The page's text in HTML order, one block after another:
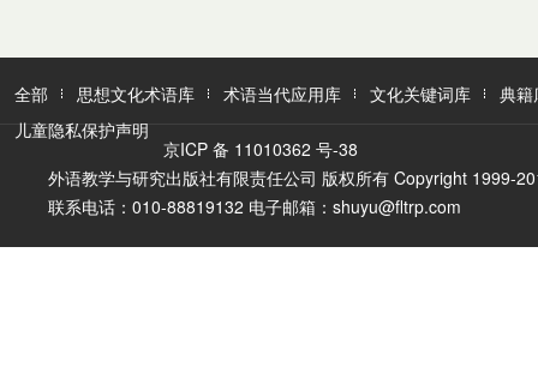
全部 思想文化术语库 术语当代应用库 文化关键词库
典籍
儿童隐私保护声明
京ICP 备 11010362 号-38
外语教学与研究出版社有限责任公司 版权所有 Copyright 1999-
联系电话：010-88819132 电子邮箱：shuyu@fltrp.com